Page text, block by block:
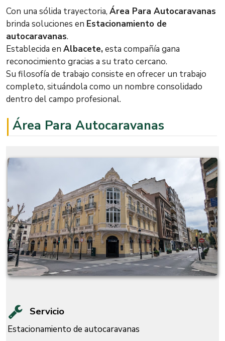
Con una sólida trayectoria, Área Para Autocaravanas
brinda soluciones en Estacionamiento de
autocaravanas.
Establecida en Albacete,esta compañía gana
reconocimiento gracias a su trato cercano.
Su filosofía de trabajo consiste en ofrecer un trabajo
completo, situándola como un nombre consolidado
dentro del campo profesional.
Área Para Autocaravanas
Servicio
Estacionamiento de autocaravanas